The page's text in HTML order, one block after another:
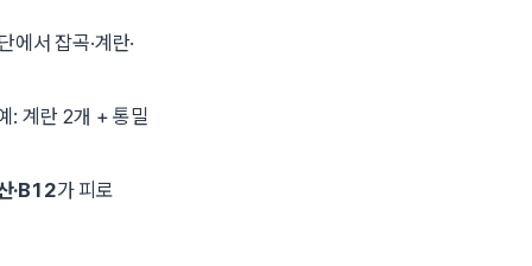
에서 잡곡·계란·
: 계란 2개 + 통밀
·B12가 피로